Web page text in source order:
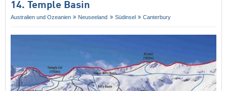
14. Temple Basin
Australien und Ozeanien Neuseeland Südinsel Canterbury